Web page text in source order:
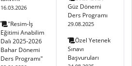
16.03.2026
"Resim-İş
Eğitimi Anabilim
Dalı 2025-2026
Bahar Dönemi
Ders Programı"
Güz Dönemi
Ders Programı
29.08.2025
Özel Yetenek
Sınavı
Başvuruları